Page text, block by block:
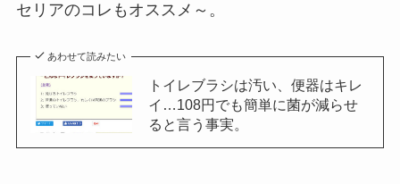
セリアのコレもオススメ～。
あわせて読みたい
トイレブラシは汚い、便器はキレ
イ…108円でも簡単に菌が減らせ
ると言う事実。